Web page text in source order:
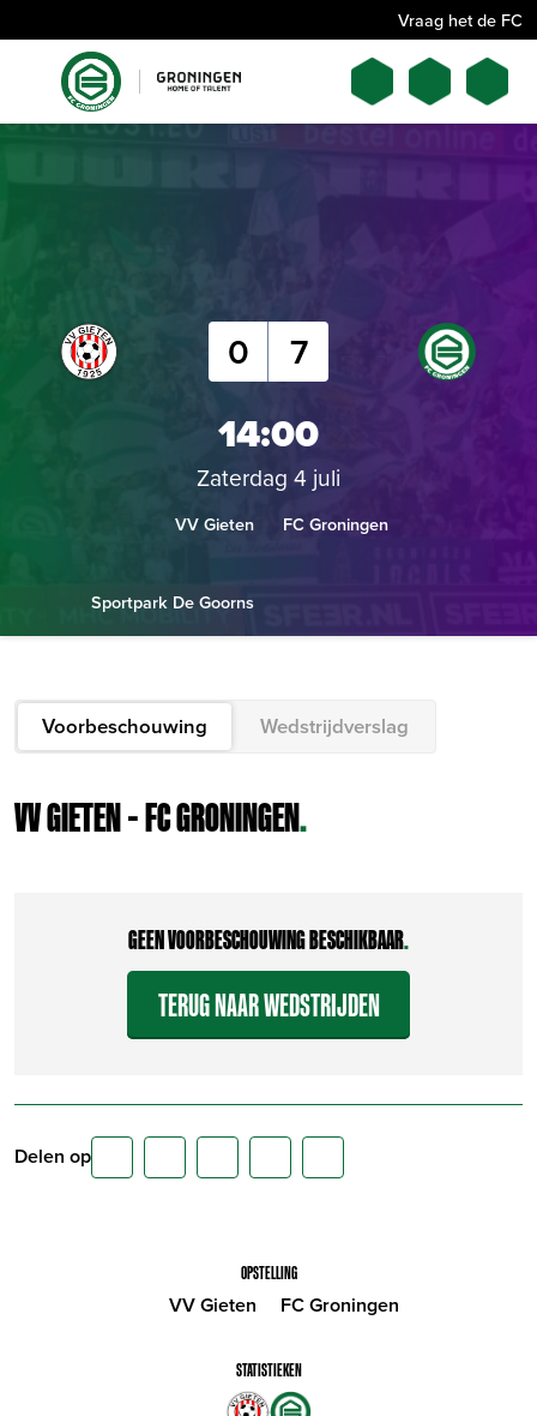
Vraag het de FC
VV Gieten
0 7
14:00
Zaterdag 4 juli
FC Groningen
Sportpark De Goorns
Voorbeschouwing Wedstrijdverslag
VV GIETEN – FC GRONINGEN.
GEEN VOORBESCHOUWING BESCHIKBAAR.
TERUG NAAR WEDSTRIJDEN
Delen op
OPSTELLING
VV Gieten FC Groningen
STATISTIEKEN